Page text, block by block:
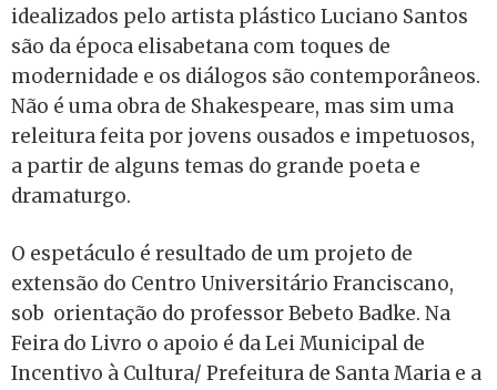
idealizados pelo artista plástico Luciano Santos
são da época elisabetana com toques de
modernidade e os diálogos são contemporâneos.
Não é uma obra de Shakespeare, mas sim uma
releitura feita por jovens ousados e impetuosos,
a partir de alguns temas do grande poeta e
dramaturgo.
O espetáculo é resultado de um projeto de
extensão do Centro Universitário Franciscano,
sob orientação do professor Bebeto Badke. Na
Feira do Livro o apoio é da Lei Municipal de
Incentivo à Cultura/ Prefeitura de Santa Maria e a